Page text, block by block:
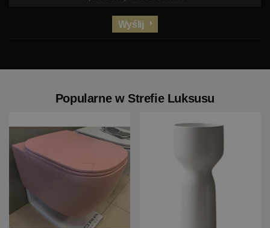
Wyślij
Popularne w Strefie Luksusu